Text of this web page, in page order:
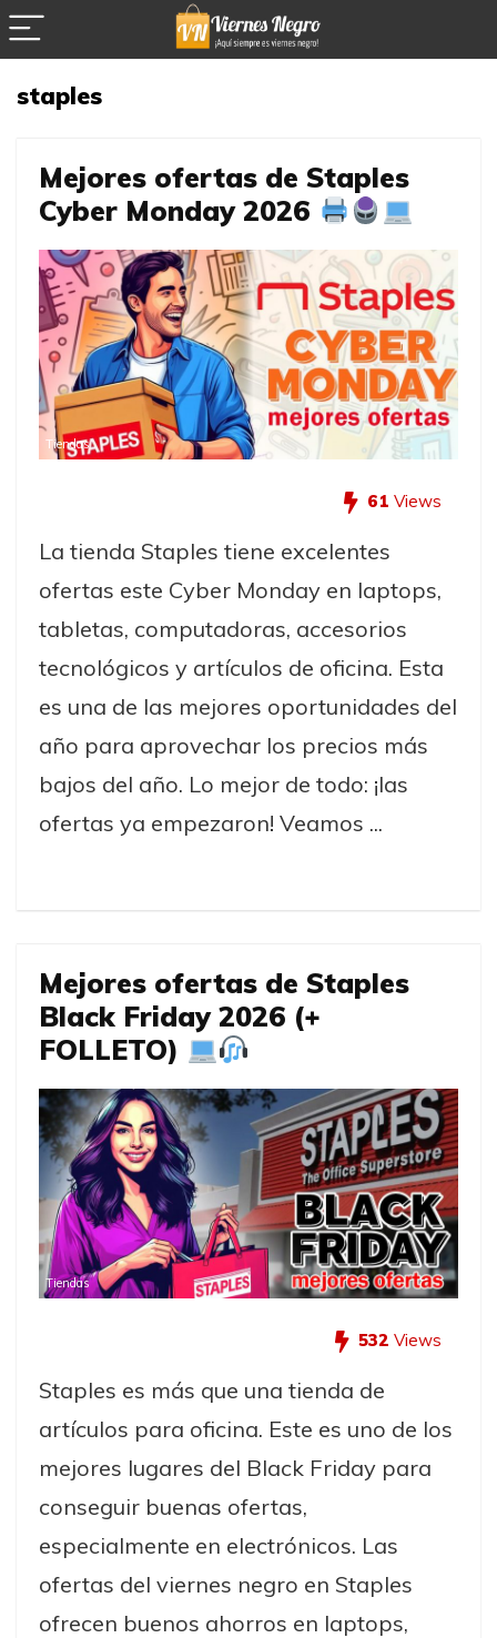
staples
Mejores ofertas de Staples
Cyber Monday 2026
Tiendas
61 Views
La tienda Staples tiene excelentes
ofertas este Cyber Monday en laptops,
tabletas, computadoras, accesorios
tecnológicos y artículos de oficina. Esta
es una de las mejores oportunidades del
año para aprovechar los precios más
bajos del año. Lo mejor de todo: ¡las
ofertas ya empezaron! Veamos ...
Mejores ofertas de Staples
Black Friday 2026 (+
FOLLETO)
Tiendas
532 Views
Staples es más que una tienda de
artículos para oficina. Este es uno de los
mejores lugares del Black Friday para
conseguir buenas ofertas,
especialmente en electrónicos. Las
ofertas del viernes negro en Staples
ofrecen buenos ahorros en laptops,